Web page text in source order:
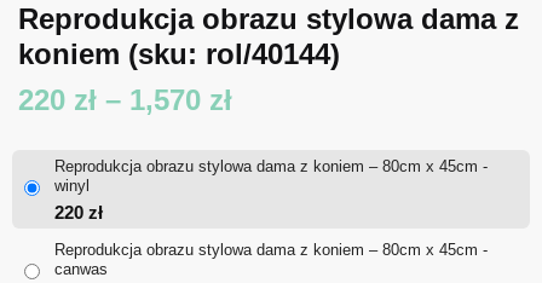
Reprodukcja obrazu stylowa dama z
koniem (sku: rol/40144)
220 zł – 1,570 złZakres
220 zł
Reprodukcja obrazu stylowa dama z koniem – 80cm x 45cm -
winyl
220 zł
Reprodukcja obrazu stylowa dama z koniem – 80cm x 45cm -
canwas